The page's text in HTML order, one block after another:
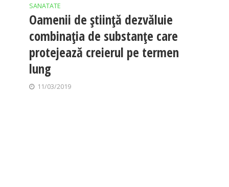
SANATATE
Oamenii de ştiinţă dezvăluie
combinaţia de substanţe care
protejează creierul pe termen
lung
11/03/2019